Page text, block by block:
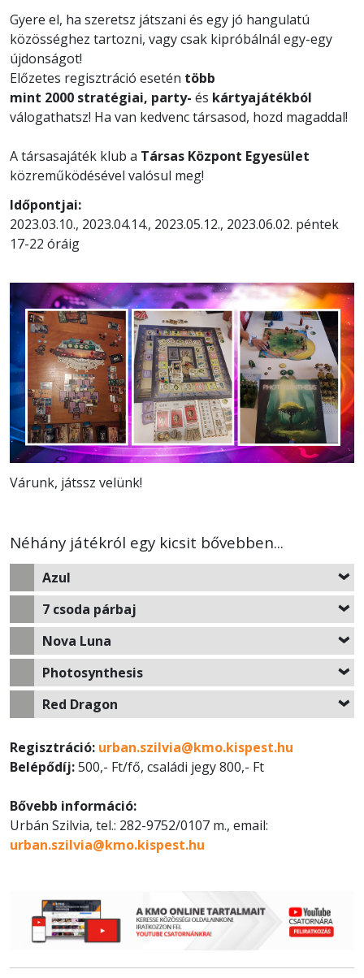
Gyere el, ha szeretsz játszani és egy jó hangulatú
közösséghez tartozni, vagy csak kipróbálnál egy-egy
újdonságot!
Előzetes regisztráció esetén több
mint 2000 stratégiai, party- és kártyajátékból
válogathatsz! Ha van kedvenc társasod, hozd magaddal!
A társasajáték klub a Társas Központ Egyesület
közreműködésével valósul meg!
Időpontjai:
2023.03.10., 2023.04.14., 2023.05.12., 2023.06.02. péntek
17-22 óráig
Várunk, játssz velünk!
Néhány játékról egy kicsit bővebben...
Azul
7 csoda párbaj
Nova Luna
Photosynthesis
Red Dragon
Regisztráció: urban.szilvia@kmo.kispest.hu
Belépődíj:500,- Ft/fő, családi jegy 800,- Ft
Bővebb információ:
Urbán Szilvia, tel.: 282-9752/0107 m., email:
urban.szilvia@kmo.kispest.hu